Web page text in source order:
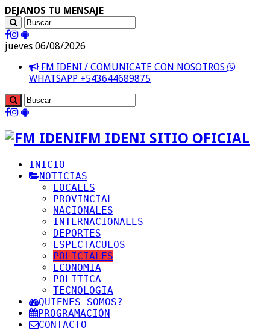
DEJANOS TU MENSAJE
jueves 06/08/2026
FM IDENI / COMUNICATE CON NOSOTROS
WHATSAPP +543644689875
FM IDENI SITIO OFICIAL
INICIO
NOTICIAS
LOCALES
PROVINCIAL
NACIONALES
INTERNACIONALES
DEPORTES
ESPECTACULOS
POLICIALES
ECONOMIA
POLITICA
TECNOLOGIA
QUIENES SOMOS?
PROGRAMACIÓN
CONTACTO